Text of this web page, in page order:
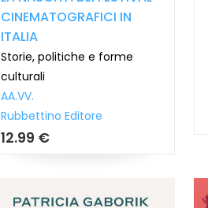
CINEMATOGRAFICI IN
ITALIA
Storie, politiche e forme
culturali
AA.VV.
Rubbettino Editore
12.99 €